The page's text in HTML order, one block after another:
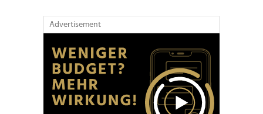
Advertisement